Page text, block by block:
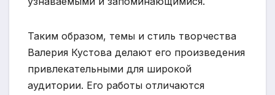
Таким образом, темы и стиль творчества
Валерия Кустова делают его произведения
привлекательными для широкой
аудитории. Его работы отличаются